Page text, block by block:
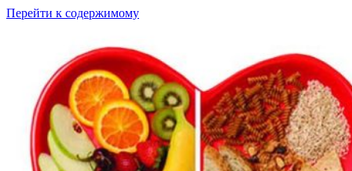
Перейти к содержимому